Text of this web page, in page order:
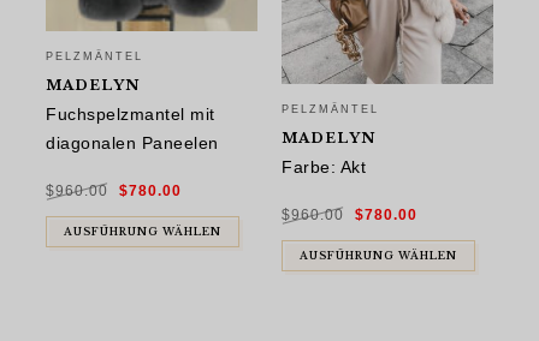
PELZMÄNTEL
MADELYN
Fuchspelzmantel mit
diagonalen Paneelen
$960.00
Ursprünglicher
Preis
$960.00
$780.00
$780.00.
AUSFÜHRUNG WÄHLEN
PELZMÄNTEL
MADELYN
Farbe: Akt
$960.00
Ursprünglicher
Preis
$960.00
$780.00
$780.00.
AUSFÜHRUNG WÄHLEN